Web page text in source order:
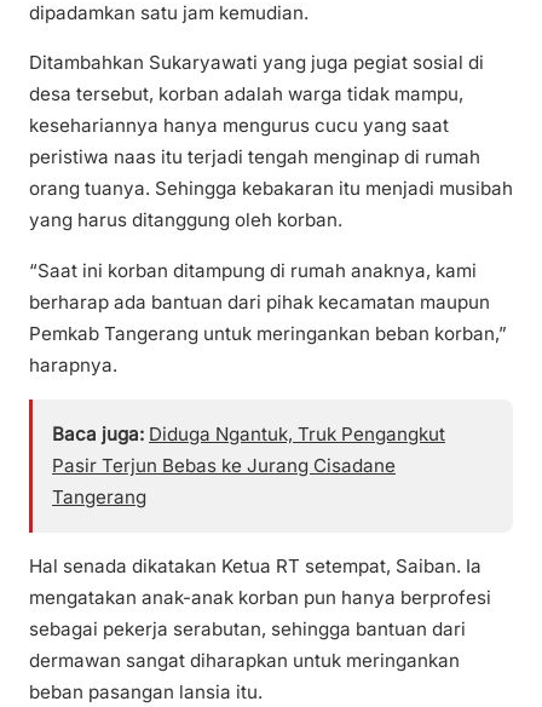
dipadamkan satu jam kemudian.
Ditambahkan Sukaryawati yang juga pegiat sosial di
desa tersebut, korban adalah warga tidak mampu,
kesehariannya hanya mengurus cucu yang saat
peristiwa naas itu terjadi tengah menginap di rumah
orang tuanya. Sehingga kebakaran itu menjadi musibah
yang harus ditanggung oleh korban.
“Saat ini korban ditampung di rumah anaknya, kami
berharap ada bantuan dari pihak kecamatan maupun
Pemkab Tangerang untuk meringankan beban korban,”
harapnya.
Baca juga: Diduga Ngantuk, Truk Pengangkut
Pasir Terjun Bebas ke Jurang Cisadane
Tangerang
Hal senada dikatakan Ketua RT setempat, Saiban. Ia
mengatakan anak-anak korban pun hanya berprofesi
sebagai pekerja serabutan, sehingga bantuan dari
dermawan sangat diharapkan untuk meringankan
beban pasangan lansia itu.